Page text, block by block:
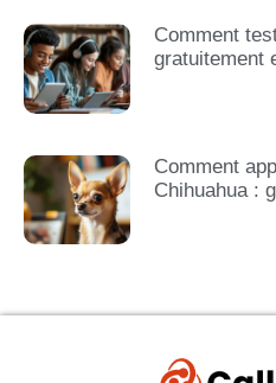
Comment
gratuitement
Comment
Chihuahua :